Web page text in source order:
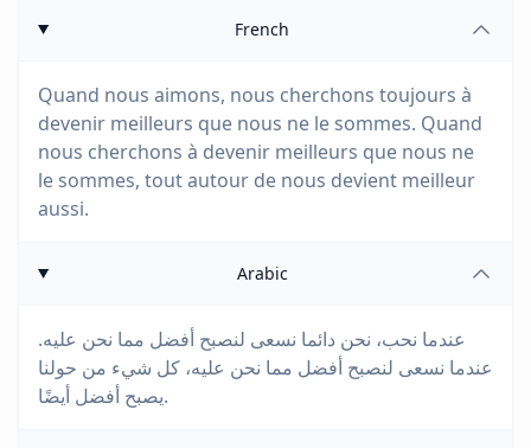
French
Quand nous aimons, nous cherchons toujours à
devenir meilleurs que nous ne le sommes. Quand
nous cherchons à devenir meilleurs que nous ne
le sommes, tout autour de nous devient meilleur
aussi.
Arabic
عندما نحب، نحن دائما نسعى لنصبح أفضل مما نحن عليه.
عندما نسعى لنصبح أفضل مما نحن عليه، كل شيء من حولنا
يصبح أفضل أيضًا.